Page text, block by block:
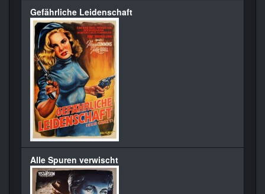
Gefährliche Leidenschaft
Alle Spuren verwischt